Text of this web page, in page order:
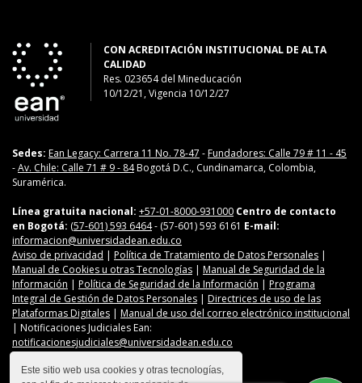
Este sitio web usa cookies y otras tecnologías,
CON ACREDITACIÓN INSTITUCIONAL DE ALTA
CALIDAD
Res. 023654del Mineducación
10/12/21, Vigencia 10/12/27
Sedes: Ean Legacy: Carrera 11 No. 78-47 -Fundadores: Calle 79 # 11 - 45
-Av. Chile: Calle 71 # 9 - 84Bogotá D.C., Cundinamarca, Colombia,
Suramérica.
Línea gratuita nacional: +57-01-8000-931000 Centro de contacto
en Bogotá: (57-601) 593 6464- (57-601) 593 6161 E-mail:
informacion@universidadean.edu.co
Aviso de privacidad | Política de Tratamiento de Datos Personales |
Manual de Cookies u otras Tecnologías | Manual de Seguridad de la
Información | Política de Seguridad de la Información | Programa
Integral de Gestión de Datos Personales | Directrices de uso de las
Plataformas Digitales | Manual de uso del correo electrónico institucional
| Notificaciones Judiciales Ean:
notificacionesjudiciales@universidadean.edu.co